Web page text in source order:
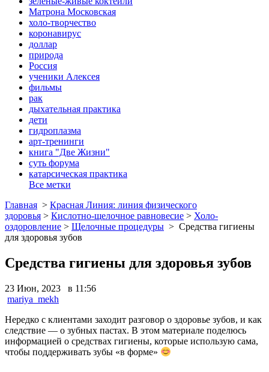
Матрона Московская
холо-творчество
коронавирус
доллар
природа
Россия
ученики Алексея
фильмы
рак
дыхательная практика
дети
гидроплазма
арт-тренинги
книга "Две Жизни"
суть форума
катарсическая практика
Все метки
Главная > Красная Линия: линия физического
здоровья > Кислотно-щелочное равновесие > Холо-
оздоровление > Щелочные процедуры > Средства гигиены
для здоровья зубов
Средства гигиены для здоровья зубов
23 Июн, 2023 в 11:56
mariya_mekh
Нередко с клиентами заходит разговор о здоровье зубов, и как
следствие — о зубных пастах. В этом материале поделюсь
информацией о средствах гигиены, которые использую сама,
чтобы поддерживать зубы «в форме»